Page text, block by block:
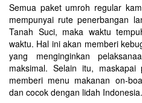
Semua paket umroh regular
mempunyai rute penerbangan
Tanah Suci, maka waktu
waktu. Hal ini akan memberi
yang menginginkan
maksimal. Selain itu, maskapai
memberi menu makanan on-
dan cocok dengan lidah Indonesia.